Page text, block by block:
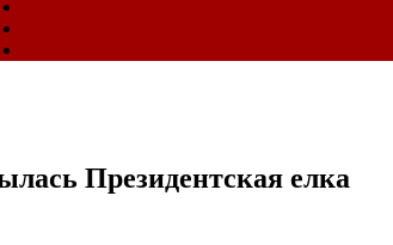
Президентская елка